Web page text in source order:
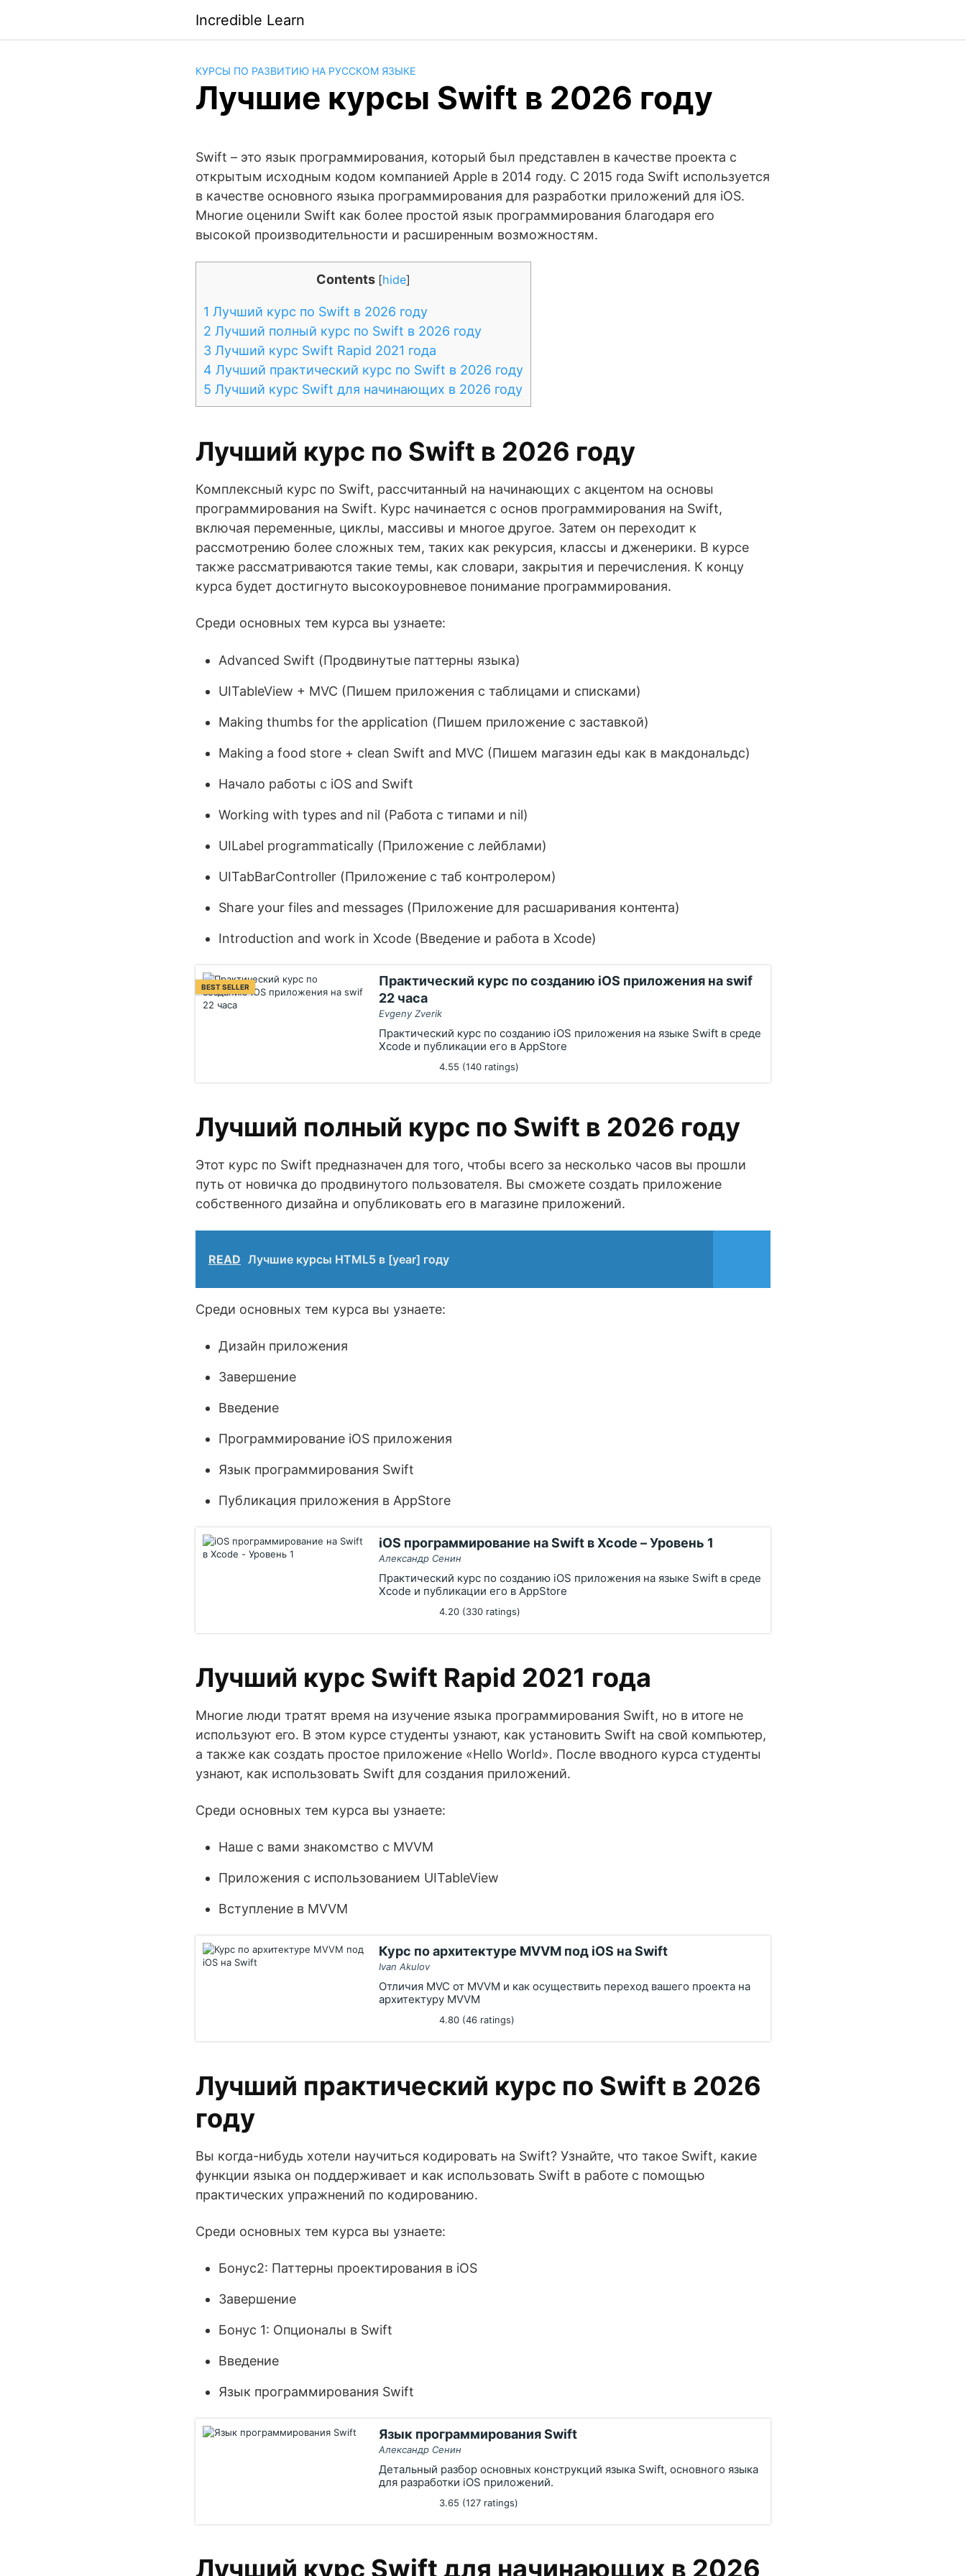
contenido
Incredible Learn
КУРСЫ ПО РАЗВИТИЮ НА РУССКОМ ЯЗЫКЕ
Лучшие курсы Swift в 2026 году
Swift – это язык программирования, который был представлен в качестве проекта с
открытым исходным кодом компанией Apple в 2014 году. С 2015 года Swift используется
в качестве основного языка программирования для разработки приложений для iOS.
Многие оценили Swift как более простой язык программирования благодаря его
высокой производительности и расширенным возможностям.
Contents [hide]
1 Лучший курс по Swift в 2026 году
2 Лучший полный курс по Swift в 2026 году
3 Лучший курс Swift Rapid 2021 года
4 Лучший практический курс по Swift в 2026 году
5 Лучший курс Swift для начинающих в 2026 году
Лучший курс по Swift в 2026 году
Комплексный курс по Swift, рассчитанный на начинающих с акцентом на основы
программирования на Swift. Курс начинается с основ программирования на Swift,
включая переменные, циклы, массивы и многое другое. Затем он переходит к
рассмотрению более сложных тем, таких как рекурсия, классы и дженерики. В курсе
также рассматриваются такие темы, как словари, закрытия и перечисления. К концу
курса будет достигнуто высокоуровневое понимание программирования.
Среди основных тем курса вы узнаете:
Advanced Swift (Продвинутые паттерны языка)
UITableView + MVC (Пишем приложения с таблицами и списками)
Making thumbs for the application (Пишем приложение с заставкой)
Making a food store + clean Swift and MVC (Пишем магазин еды как в макдональдс)
Начало работы с iOS and Swift
Working with types and nil (Работа с типами и nil)
UILabel programmatically (Приложение с лейблами)
UITabBarController (Приложение с таб контролером)
Share your files and messages (Приложение для расшаривания контента)
Introduction and work in Xcode (Введение и работа в Xcode)
BEST SELLER
Практический курс по созданию iOS приложения на swif
22 часа
Evgeny Zverik
Практический курс по созданию iOS приложения на языке Swift в среде
Xcode и публикации его в AppStore
4.55 (140 ratings)
Лучший полный курс по Swift в 2026 году
Этот курс по Swift предназначен для того, чтобы всего за несколько часов вы прошли
путь от новичка до продвинутого пользователя. Вы сможете создать приложение
собственного дизайна и опубликовать его в магазине приложений.
READ Лучшие курсы HTML5 в [year] году
Среди основных тем курса вы узнаете:
Дизайн приложения
Завершение
Введение
Программирование iOS приложения
Язык программирования Swift
Публикация приложения в AppStore
iOS программирование на Swift в Xcode – Уровень 1
Александр Сенин
Практический курс по созданию iOS приложения на языке Swift в среде
Xcode и публикации его в AppStore
4.20 (330 ratings)
Лучший курс Swift Rapid 2021 года
Многие люди тратят время на изучение языка программирования Swift, но в итоге не
используют его. В этом курсе студенты узнают, как установить Swift на свой компьютер,
а также как создать простое приложение «Hello World». После вводного курса студенты
узнают, как использовать Swift для создания приложений.
Среди основных тем курса вы узнаете:
Наше с вами знакомство с MVVM
Приложения с использованием UITableView
Вступление в MVVM
Курс по архитектуре MVVM под iOS на Swift
Ivan Akulov
Отличия MVC от MVVM и как осуществить переход вашего проекта на
архитектуру MVVM
4.80 (46 ratings)
Лучший практический курс по Swift в 2026
году
Вы когда-нибудь хотели научиться кодировать на Swift? Узнайте, что такое Swift, какие
функции языка он поддерживает и как использовать Swift в работе с помощью
практических упражнений по кодированию.
Среди основных тем курса вы узнаете:
Бонус2: Паттерны проектирования в iOS
Завершение
Бонус 1: Опционалы в Swift
Введение
Язык программирования Swift
Язык программирования Swift
Александр Сенин
Детальный разбор основных конструкций языка Swift, основного языка
для разработки iOS приложений.
3.65 (127 ratings)
Лучший курс Swift для начинающих в 2026